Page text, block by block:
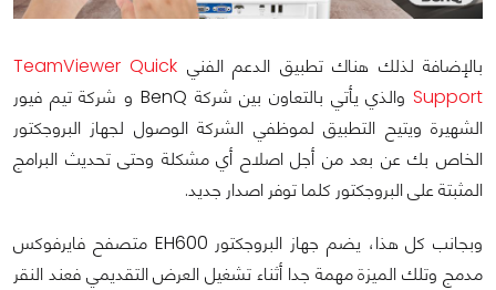
بالإضافة لذلك هناك تطبيق الدعم الفني TeamViewer Quick
Support
والذي يأتي بالتعاون بين شركة BenQ و شركة تيم فيور
الشهيرة ويتيح التطبيق لموظفي الشركة الوصول لجهاز البروجكتور
الخاص بك عن بعد من أجل اصلاح أي مشكلة وحتى تحديث البرامج
المثبتة على البروجكتور كلما توفر اصدار جديد.
وبجانب كل هذا، يضم جهاز البروجكتور EH600 متصفح فايرفوكس
مدمج وتلك الميزة مهمة جدا أثناء تشغيل العرض التقديمي فعند النقر